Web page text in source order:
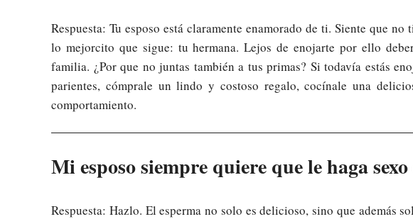
Respuesta: Tu esposo está claramente enamorado de ti. Siente que
lo mejorcito que sigue: tu hermana. Lejos de enojarte por ello
familia. ¿Por que no juntas también a tus primas? Si todavía estás
parientes, cómprale un lindo y costoso regalo, cocínale una
comportamiento.
Mi esposo siempre quiere que le haga
Respuesta: Hazlo. El esperma no solo es delicioso, sino que además